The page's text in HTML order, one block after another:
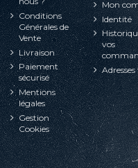
Conditions
Générales de
Vente
Livraison
Paiement
sécurisé
Mentions
légales
Gestion
Cookies
Mon
Identité
vos
Adresses